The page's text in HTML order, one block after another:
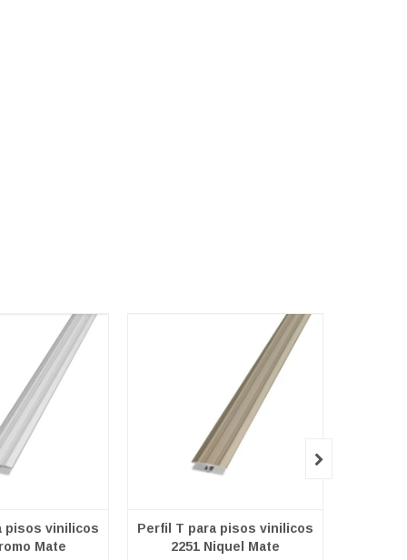
pisos vinilicos
Mate
Perfil T para pisos vinilicos
2251 Niquel Mate
